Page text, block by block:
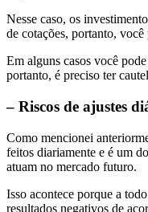
Nesse caso, os
de cotações, portanto, você
Em alguns casos você
portanto, é preciso ter
– Riscos de ajustes
Como mencionei
feitos diariamente e é um
atuam no mercado futuro.
Isso acontece porque a
resultados negativos de